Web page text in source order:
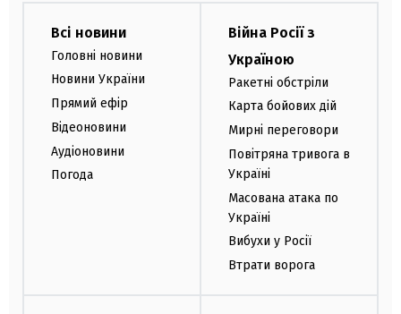
Всі новини
Головні новини
Новини України
Прямий ефір
Відеоновини
Аудіоновини
Погода
Війна Росії з
Україною
Ракетні обстріли
Карта бойових дій
Мирні переговори
Повітряна тривога в
Україні
Масована атака по
Україні
Вибухи у Росії
Втрати ворога